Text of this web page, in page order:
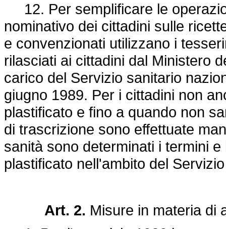
12. Per semplificare le
nominativo dei cittadini sulle
e convenzionati utilizzano i
rilasciati ai cittadini dal Ministero
carico del Servizio sanitario
giugno 1989. Per i cittadini non
plastificato e fino a quando non
di trascrizione sono effettuate
sanità sono determinati i termini
plastificato nell'ambito del
Art. 2. Misure in materia di